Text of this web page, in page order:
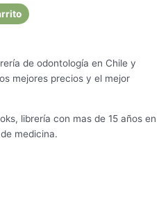
de odontología en Chile y
mejores precios y el mejor
librería con mas de 15 años en
medicina.